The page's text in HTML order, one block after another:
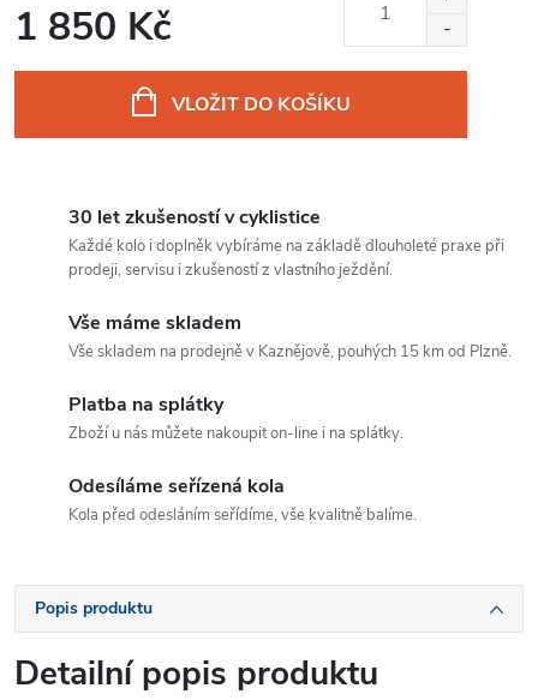
1 850 Kč
VLOŽIT DO KOŠÍKU
30 let zkušeností v cyklistice
Každé kolo i doplněk vybíráme na základě dlouholeté praxe při
prodeji, servisu i zkušeností z vlastního ježdění.
Vše máme skladem
Vše skladem na prodejně v Kaznějově, pouhých 15 km od Plzně.
Platba na splátky
Zboží u nás můžete nakoupit on-line i na splátky.
Odesíláme seřízená kola
Kola před odesláním seřídíme, vše kvalitně balíme.
Popis produktu
Detailní popis produktu